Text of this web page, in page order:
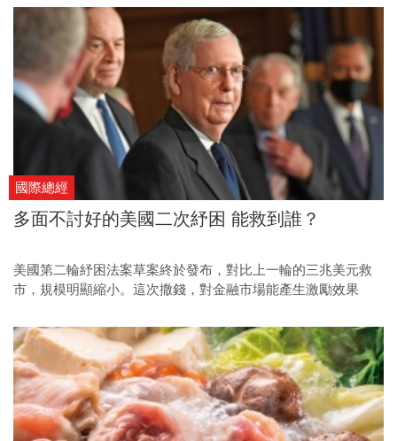
強制扣押，高喊「絕對不能接受」，即將對韓國祭出強烈反制
措施，「日韓斷交論」聲浪愈來愈高。
國際總經
多面不討好的美國二次紓困 能救到誰？
美國第二輪紓困法案草案終於發布，對比上一輪的三兆美元救
市，規模明顯縮小。這次撒錢，對金融市場能產生激勵效果